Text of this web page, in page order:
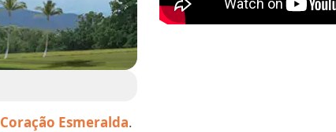
Coração Esmeralda.